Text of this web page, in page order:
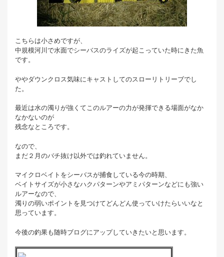
こちらは小さめですが、
中規模河川で水面でシーバスのライズが起こっていた時にきた魚
です。
ややダウンクロス気味にキャストしてのスローリトリーブでし
た。
最近は水の濁りが強くてこのルアーの力が発揮できる場面がなか
なかないのが
残念なところです。
なので、
まだ２月のバチ抜け以外では釣れていません。
マイクロベイトをシーバスが捕食している今の時期、
ベイトサイズが小さなハクパターンやアミパターンなどにも強い
ルアーなので、
濁りの弱いポイントを見つけてどんどん使っていけたらいいなと
思っています。
今後の釣果も随時ブログにアップしていきたいと思います。